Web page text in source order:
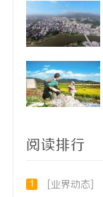
阅读排行
1 [业界动态]